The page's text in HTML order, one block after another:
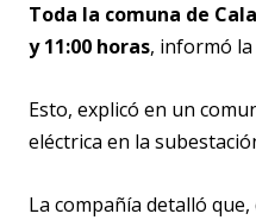
Toda la comuna de
y 11:00 horas, informó la
Esto, explicó en un
eléctrica en la
La compañía detalló